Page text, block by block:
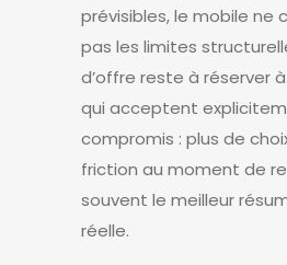
prévisibles, le mobile ne
pas les limites
d’offre reste à réserver
qui acceptent
compromis : plus de
friction au moment de
souvent le meilleur
réelle.